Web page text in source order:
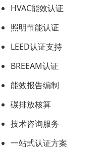
HVAC能效认证
照明节能认证
LEED认证支持
BREEAM认证
能效报告编制
碳排放核算
技术咨询服务
一站式认证方案